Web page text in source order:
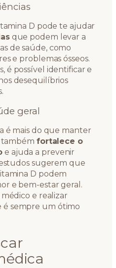
D pode te ajudar
que podem levar a
de saúde, como
e problemas ósseos.
é possível identificar e
desequilíbrios
geral
é mais do que manter
também fortalece o
e ajuda a prevenir
sugerem que
D podem
e bem-estar geral.
e realizar
sempre um ótimo